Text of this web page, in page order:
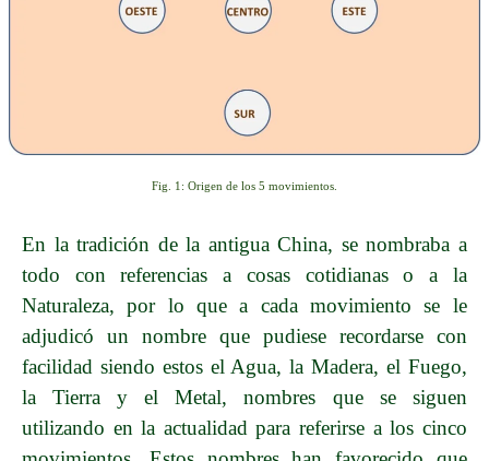
Fig. 1: Origen de los 5 movimientos.
En la tradición de la antigua China, se nombraba a
todo con referencias a cosas cotidianas o a la
Naturaleza, por lo que a cada movimiento se le
adjudicó un nombre que pudiese recordarse con
facilidad siendo estos el Agua, la Madera, el Fuego,
la Tierra y el Metal, nombres que se siguen
utilizando en la actualidad para referirse a los cinco